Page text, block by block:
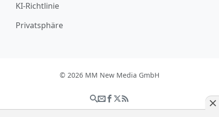
KI-Richtlinie
Privatsphäre
© 2026 MM New Media GmbH